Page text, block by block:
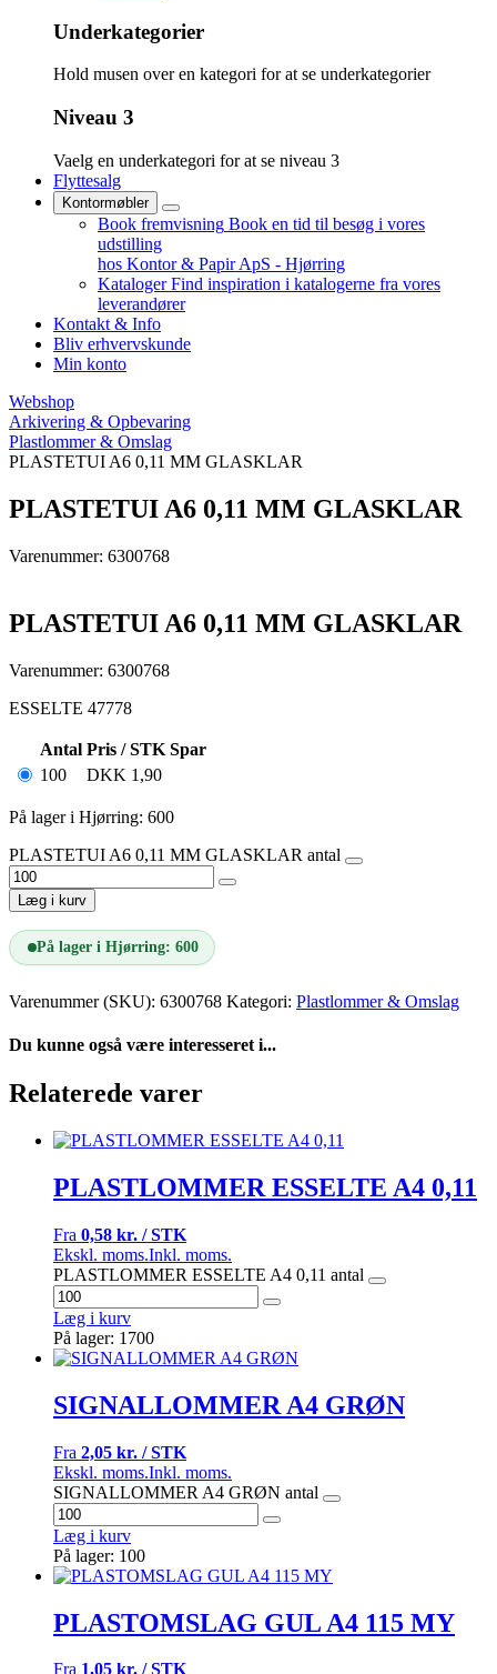
Underkategorier
Hold musen over en kategori for at se underkategorier
Niveau 3
Vaelg en underkategori for at se niveau 3
Flyttesalg
Kontormøbler
Book fremvisning Book en tid til besøg i vores
udstilling
hos Kontor & Papir ApS - Hjørring
Kataloger Find inspiration i katalogerne fra vores
leverandører
Kontakt & Info
Bliv erhvervskunde
Min konto
Webshop
Arkivering & Opbevaring
Plastlommer & Omslag
PLASTETUI A6 0,11 MM GLASKLAR
PLASTETUI A6 0,11 MM GLASKLAR
Varenummer: 6300768
PLASTETUI A6 0,11 MM GLASKLAR
Varenummer: 6300768
ESSELTE 47778
Antal Pris / STK Spar
100
DKK 1,90
På lager i Hjørring: 600
PLASTETUI A6 0,11 MM GLASKLAR antal
Læg i kurv
På lager i Hjørring: 600
Varenummer (SKU): 6300768 Kategori: Plastlommer & Omslag
Du kunne også være interesseret i...
Relaterede varer
PLASTLOMMER ESSELTE A4 0,11
Fra 0,58 kr. / STK
Ekskl. moms.Inkl. moms.
PLASTLOMMER ESSELTE A4 0,11 antal
Læg i kurv
På lager: 1700
SIGNALLOMMER A4 GRØN
Fra 2,05 kr. / STK
Ekskl. moms.Inkl. moms.
SIGNALLOMMER A4 GRØN antal
Læg i kurv
På lager: 100
PLASTOMSLAG GUL A4 115 MY
Fra 1,05 kr. / STK